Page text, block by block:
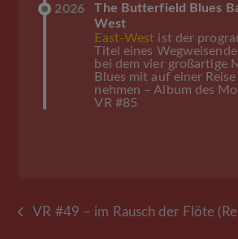
2026
The Butterfield Blues
West
East-West ist der
Titel eines
bei dem vier großartige
Blues mit auf einer
nehmen – Album des
VR #85
vorheriger
VR #49 – im Rausch der Flöte